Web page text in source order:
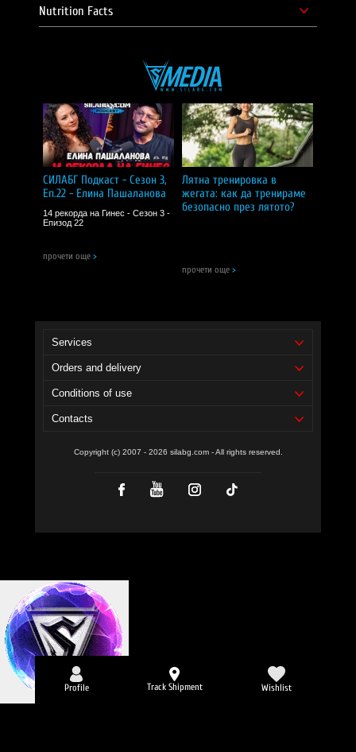
Nutrition Facts
СИЛАБГ Подкаст - Сезон 3,
Еп.22 - Елина Пашаланова
14 рекорда на Гинес - Сезон 3 -
Епизод 22
прочети още >
Лятна тренировка в
жегата: как да тренираме
безопасно през лятото?
прочети още >
Services
Orders and delivery
Conditions of use
Contacts
Copyright (c) 2007 - 2026 silabg.com - All rights reserved.
Profile Track Shipment Wishlist